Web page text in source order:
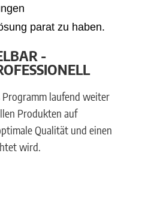
parat zu haben.
-
laufend weiter
Produkten auf
Qualität und einen
wird.